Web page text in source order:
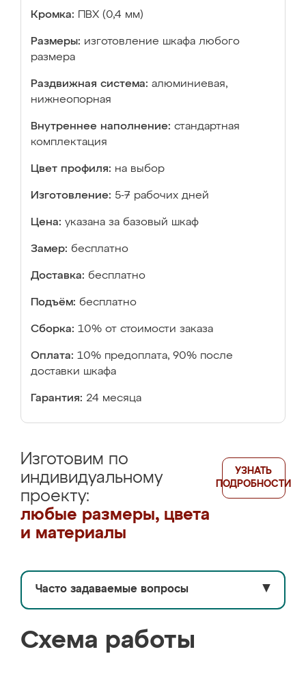
Кромка: ПВХ (0,4 мм)
Размеры: изготовление шкафа любого
размера
Раздвижная система: алюминиевая,
нижнеопорная
Внутреннее наполнение: стандартная
комплектация
Цвет профиля: на выбор
Изготовление: 5-7 рабочих дней
Цена: указана за базовый шкаф
Замер: бесплатно
Доставка: бесплатно
Подъём: бесплатно
Сборка: 10% от стоимости заказа
Оплата: 10% предоплата, 90% после
доставки шкафа
Гарантия: 24 месяца
Изготовим по
индивидуальному
проекту:
любые размеры, цвета
и материалы
УЗНАТЬ
ПОДРОБНОСТИ
Часто задаваемые вопросы ▼
Схема работы